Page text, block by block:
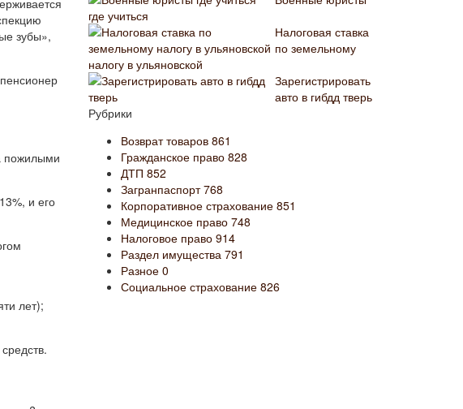
зубы»,
пожилыми
и его
лет);
где учиться
Налоговая ставка
по земельному
налогу в ульяновской
Зарегистрировать
авто в гибдд тверь
Рубрики
Возврат товаров 861
Гражданское право 828
ДТП 852
Загранпаспорт768
Корпоративное страхование 851
Медицинское право 748
Налоговое право 914
Раздел имущества 791
Разное 0
Социальное страхование 826